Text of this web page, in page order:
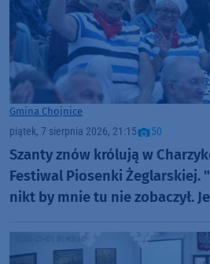
Gmina Chojnice
piątek, 7 sierpnia 2026, 21:15 50
Szanty znów królują w
Festiwal Piosenki Żeglarskiej.
nikt by mnie tu nie zobaczył.